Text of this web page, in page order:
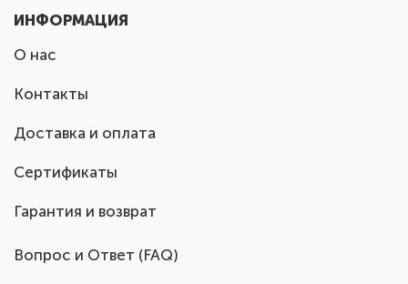
ИНФОРМАЦИЯ
О нас
Контакты
Доставка и оплата
Сертификаты
Гарантия и возврат
Вопрос и Ответ (FAQ)